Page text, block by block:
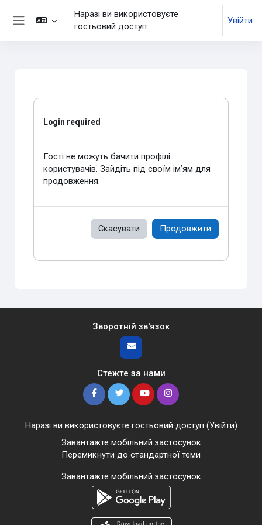
Перейти до головного вмісту
Бокова панель
Наразі ви використовуєте
гостьовий доступ
Увійти
Login required
Гості не можуть бачити профілі
користувачів. Зайдіть під своїм ім’ям для
продовження.
Скасувати Продовжити
Зворотній зв'язок
Стежте за нами
Наразі ви використовуєте гостьовий доступ (Увійти)
Завантажте мобільний застосунок
Перемикнути до стандартної теми
Завантажте мобільний застосунок